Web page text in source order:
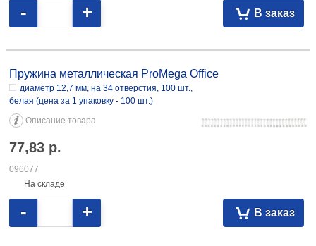
В заказ
- +
отверстия, 100 шт., белая 77,83 096077
Пружина металлическая ProMega Office
диаметр 12,7 мм, на 34 отверстия, 100 шт.,
белая (цена за 1 упаковку - 100 шт.)
Описание товара
77,83 р.
096077
На складе
В заказ
- +